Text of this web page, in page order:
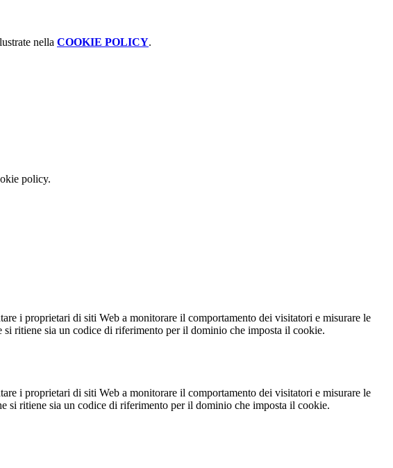
nella COOKIE POLICY.
policy.
i proprietari di siti Web a monitorare il comportamento dei visitatori e misurare le
ritiene sia un codice di riferimento per il dominio che imposta il cookie.
i proprietari di siti Web a monitorare il comportamento dei visitatori e misurare le
si ritiene sia un codice di riferimento per il dominio che imposta il cookie.